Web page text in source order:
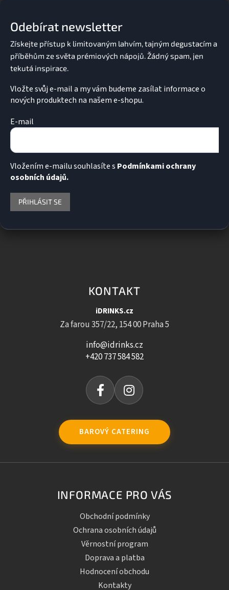
Odebírat newsletter
Vložte svůj e-mail a my vám budeme zasílat informace o
nových produktech na našem e-shopu.
E-mail
Vložením e-mailu souhlasíte s Podmínkami ochrany
osobních údajů.
PŘIHLÁSIT SE
KONTAKT
iDRINKS.cz
Za farou 357/22, 154 00 Praha 5
info@idrinks.cz
+420 737 584 582
BAROVÝ CATERING
INFORMACE PRO VÁS
Obchodní podmínky
Ochrana osobních údajů
Věrnostní program
Doprava a platba
Hodnocení obchodu
Kontakty